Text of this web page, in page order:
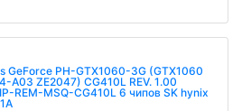
GeForce PH-GTX1060-3G (GTX1060
ZE2047) CG410L REV. 1.00
REM-MSQ-CG410L 6 чипов SK hynix